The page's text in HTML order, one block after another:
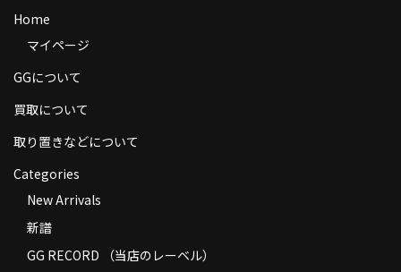
商品の発送
返品
コンディション
Privacy Policy
Contact
Home
マイページ
GGについて
買取について
取り置きなどについて
Categories
New Arrivals
新譜
GG RECORD （当店のレーベル）